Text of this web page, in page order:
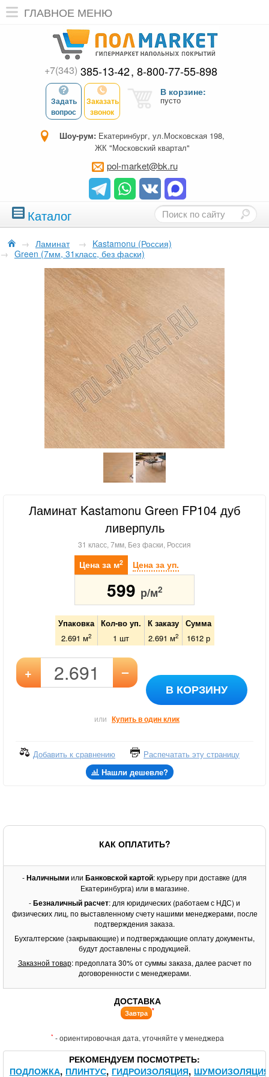
ГЛАВНОЕ МЕНЮ
+7(343) 385-13-42 8-800-77-55-898
Задать
вопрос
Заказать
звонок
В корзине:
пусто
Шоу-рум: Екатеринбург, ул.Московская 198,
ЖК "Московский квартал"
pol-market@bk.ru
Каталог
→ Ламинат → Kastamonu (Россия)
→ Green (7мм, 31класс, без фаски)
Ламинат Kastamonu Green FP104 дуб
ливерпуль
31 класс, 7мм, Без фаски, Россия
Цена за м2 Цена за уп.
599 р/м2
Упаковка Кол-во уп. К заказу
Сумма
2.691 м2 1 шт 2.691 м2 1612р
+ –
В КОРЗИНУ
или Купить в один клик
Добавить к сравнению
Распечатать эту страницу
Нашли дешевле?
КАК ОПЛАТИТЬ?
-Наличнымиили Банковской картой: курьеру при доставке (для
Екатеринбурга) или в магазине.
-Безналичный расчет: для юридических (работаем с НДС) и
физических лиц, по выставленному счету нашими менеджерами, после
подтверждения заказа.
Бухгалтерские (закрывающие) и подтверждающие оплату документы,
будут доставлены с продукцией.
Заказной товар: предоплата 30% от суммы заказа, далее расчет по
договоренности с менеджерами.
ДОСТАВКА
Завтра *
* - ориентировочная дата, уточняйте у менеджера
РЕКОМЕНДУЕМ ПОСМОТРЕТЬ
ПОДЛОЖКА ПЛИНТУС ГИДРОИЗОЛЯЦИЯ ШУМОИЗОЛЯЦИЯ